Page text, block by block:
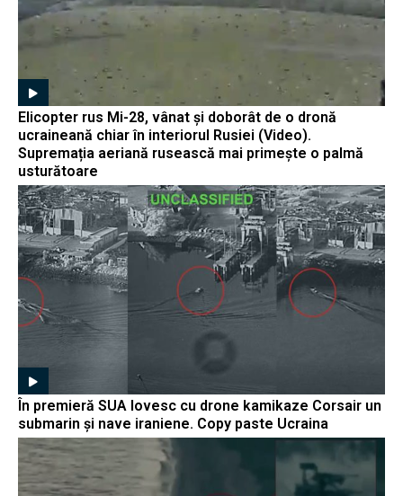
Elicopter rus Mi-28, vânat și doborât de o dronă
ucraineană chiar în interiorul Rusiei (Video).
Supremația aeriană rusească mai primește o palmă
usturătoare
În premieră SUA lovesc cu drone kamikaze Corsair un
submarin și nave iraniene. Copy paste Ucraina